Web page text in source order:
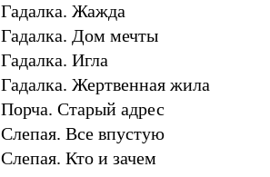
Гадалка. Жажда
Гадалка. Дом мечты
Гадалка. Игла
Гадалка. Жертвенная жила
Порча. Старый адрес
Слепая. Все впустую
Слепая. Кто и зачем